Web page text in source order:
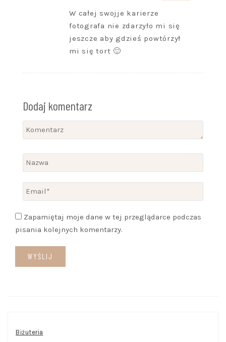
W całej swojje karierze
fotografa nie zdarzyło mi się
jeszcze aby gdzieś powtórzył
mi się tort 🙂
Dodaj komentarz
Zapamiętaj moje dane w tej przeglądarce podczas
pisania kolejnych komentarzy.
Biżuteria